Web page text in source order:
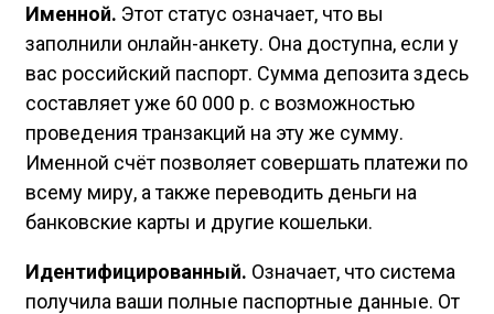
Именной. Этот статус означает, что вы
заполнили онлайн-анкету. Она доступна, если у
вас российский паспорт. Сумма депозита здесь
составляет уже 60 000 р. с возможностью
проведения транзакций на эту же сумму.
Именной счёт позволяет совершать платежи по
всему миру, а также переводить деньги на
банковские карты и другие кошельки.
Идентифицированный. Означает, что система
получила ваши полные паспортные данные. От